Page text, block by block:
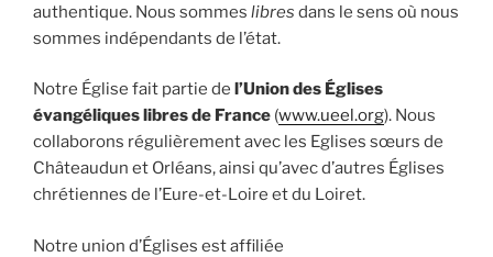
authentique. Nous sommes libres dans le sens où nous
sommes indépendants de l’état.
Notre Église fait partie de l’Union des Églises
évangéliques libres de France (www.ueel.org). Nous
collaborons régulièrement avec les Eglises sœurs de
Châteaudun et Orléans, ainsi qu’avec d’autres Églises
chrétiennes de l’Eure-et-Loire et du Loiret.
Notre union d’Églises est affiliée